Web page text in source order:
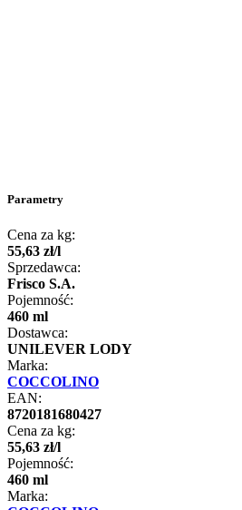
Parametry
Cena za kg:
55,63 zł/l
Sprzedawca:
Frisco S.A.
Pojemność:
460 ml
Dostawca:
UNILEVER LODY
Marka:
COCCOLINO
EAN:
8720181680427
Cena za kg:
55,63 zł/l
Pojemność:
460 ml
Marka: